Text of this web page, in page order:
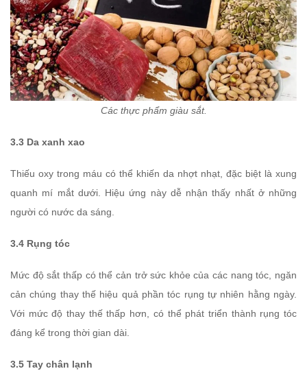
Các thực phẩm giàu sắt.
3.3 Da xanh xao
Thiếu oxy trong máu có thể khiến da nhợt nhạt, đặc biệt là xung
quanh mí mắt dưới. Hiệu ứng này dễ nhận thấy nhất ở những
người có nước da sáng.
3.4 Rụng tóc
Mức độ sắt thấp có thể cản trở sức khỏe của các nang tóc, ngăn
cản chúng thay thế hiệu quả phần tóc rụng tự nhiên hằng ngày.
Với mức độ thay thế thấp hơn, có thể phát triển thành rụng tóc
đáng kể trong thời gian dài.
3.5 Tay chân lạnh